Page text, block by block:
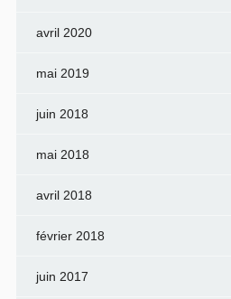
avril 2020
mai 2019
juin 2018
mai 2018
avril 2018
février 2018
juin 2017